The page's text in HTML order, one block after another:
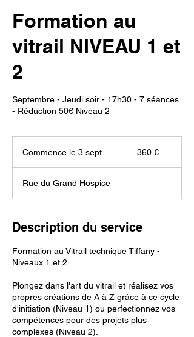
Formation au
vitrail NIVEAU 1 et
2
Septembre - Jeudi soir - 17h30 - 7 séances
- Réduction 50€ Niveau 2
Commence le 3 sept.
m
e
e
e
e
p
.
360 €
Rue du Grand Hospice
Description du service
Formation au Vitrail technique Tiffany -
Niveaux 1 et 2
Plongez dans l'art du vitrail et réalisez vos
propres créations de A à Z grâce à ce cycle
d'initiation (Niveau 1) ou perfectionnez vos
compétences pour des projets plus
complexes (Niveau 2).